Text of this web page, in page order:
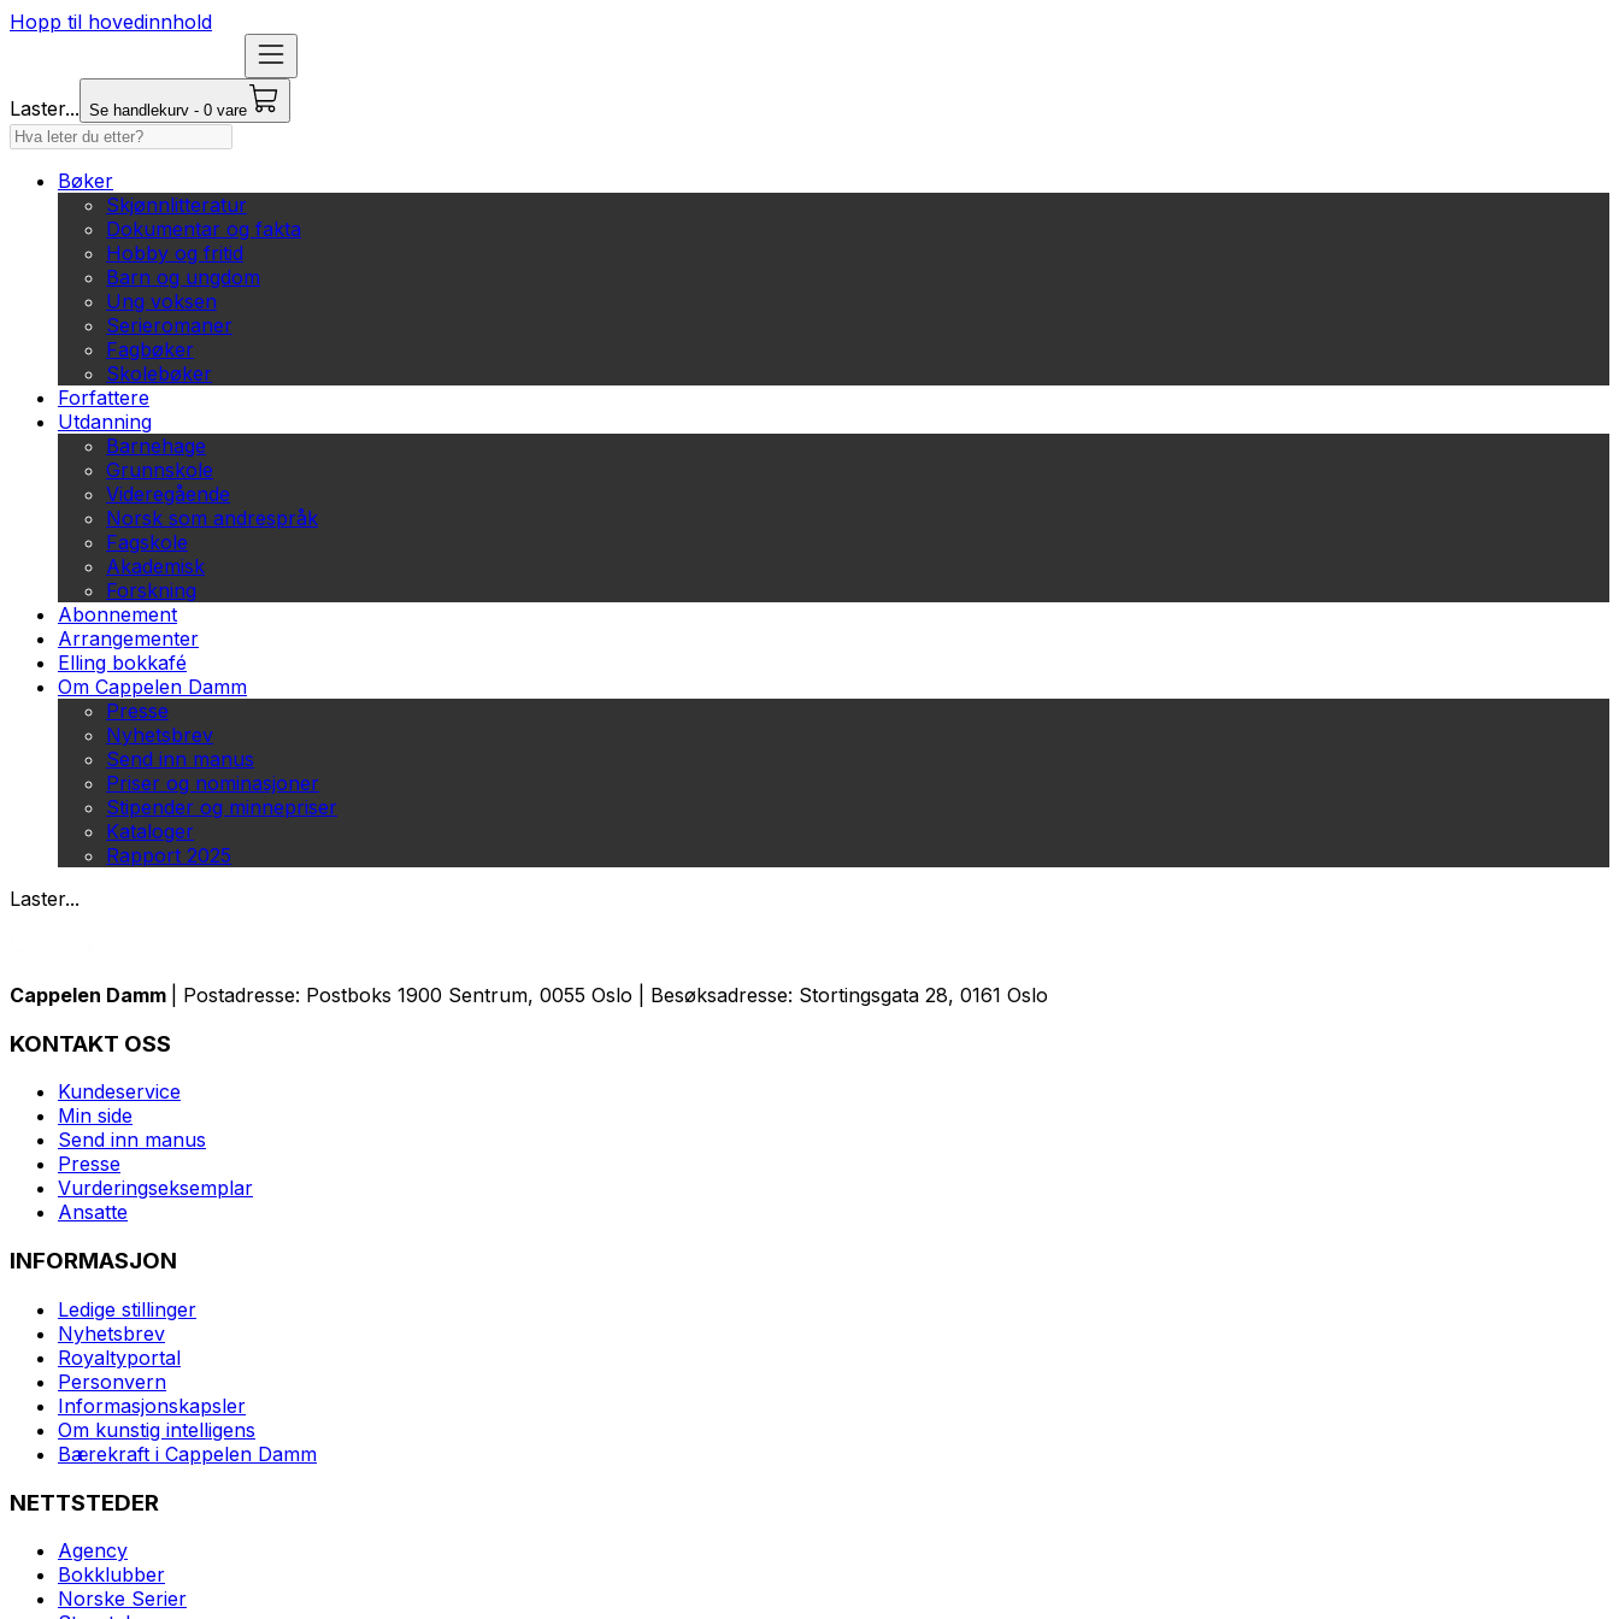
Hopp til hovedinnhold
Laster... Se handlekurv - 0 vare
Bøker
Skjønnlitteratur
Dokumentar og fakta
Hobby og fritid
Barn og ungdom
Ung voksen
Serieromaner
Fagbøker
Skolebøker
Forfattere
Utdanning
Barnehage
Grunnskole
Videregående
Norsk som andrespråk
Fagskole
Akademisk
Forskning
Abonnement
Arrangementer
Elling bokkafé
Om Cappelen Damm
Presse
Nyhetsbrev
Send inn manus
Priser og nominasjoner
Stipender og minnepriser
Kataloger
Rapport 2025
Laster...
Cappelen Damm | Postadresse: Postboks 1900 Sentrum, 0055 Oslo | Besøksadresse: Stortingsgata 28, 0161 Oslo
KONTAKT OSS
Kundeservice
Min side
Send inn manus
Presse
Vurderingseksemplar
Ansatte
INFORMASJON
Ledige stillinger
Nyhetsbrev
Royaltyportal
Personvern
Informasjonskapsler
Om kunstig intelligens
Bærekraft i Cappelen Damm
NETTSTEDER
Agency
Bokklubber
Norske Serier